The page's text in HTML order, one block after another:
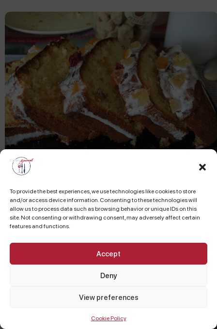
To provide the best experiences, we use technologies like cookies to store
and/or access device information. Consenting to these technologies will
allow us to process data such as browsing behavior or unique IDs on this
site. Not consenting or withdrawing consent, may adversely affect certain
features and functions.
Accept
Deny
View preferences
Cookie Policy